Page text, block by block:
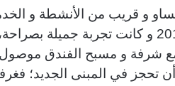
و قريب من الأنشطة و
شرفة و مسبح الفندق موصول
تحجز في المبنى الجديد؛